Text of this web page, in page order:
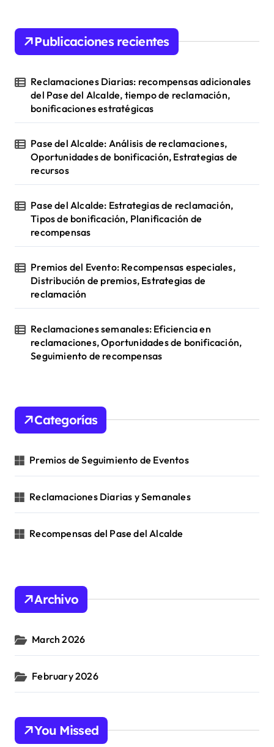
n
h
o
:
Publicaciones recientes
Reclamaciones Diarias: recompensas adicionales
del Pase del Alcalde, tiempo de reclamación,
bonificaciones estratégicas
Pase del Alcalde: Análisis de reclamaciones,
Oportunidades de bonificación, Estrategias de
recursos
Pase del Alcalde: Estrategias de reclamación,
Tipos de bonificación, Planificación de
recompensas
Premios del Evento: Recompensas especiales,
Distribución de premios, Estrategias de
reclamación
Reclamaciones semanales: Eficiencia en
reclamaciones, Oportunidades de bonificación,
Seguimiento de recompensas
Categorías
Premios de Seguimiento de Eventos
Reclamaciones Diarias y Semanales
Recompensas del Pase del Alcalde
Archivo
March 2026
February 2026
You Missed